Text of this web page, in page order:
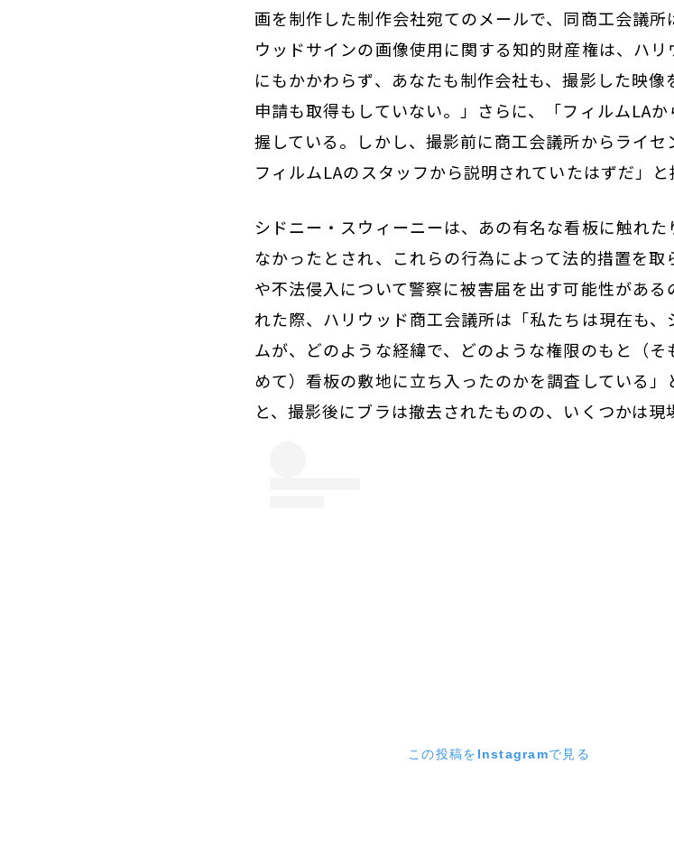
画を制作した制作会社宛てのメールで、同商工会議
ウッドサインの画像使用に関する知的財産権は、ハリ
にもかかわらず、あなたも制作会社も、撮影した映
申請も取得もしていない。」さらに、「フィルムLA
握している。しかし、撮影前に商工会議所からライセ
フィルムLAのスタッフから説明されていたはずだ」と
シドニー・スウィーニーは、あの有名な看板に触れ
なかったとされ、これらの行為によって法的措置を
や不法侵入について警察に被害届を出す可能性があ
れた際、ハリウッド商工会議所は「私たちは現在も
ムが、どのような経緯で、どのような権限のもと（
めて）看板の敷地に立ち入ったのかを調査している
と、撮影後にブラは撤去されたものの、いくつかは現
この投稿をInstagramで見る